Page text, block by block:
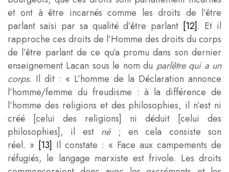
et ont à être incarnés comme les droits de l’être
parlant saisi par sa qualité d’être parlant [12]. Et il
rapproche ces droits de l’Homme des droits du corps
de l’être parlant de ce qu’a promu dans son dernier
enseignement Lacan sous le nom du parlêtre qui a un
corps. Il dit : « L’homme de la Déclaration annonce
l’homme/femme du freudisme : à la différence de
l’homme des religions et des philosophies, il n’est ni
créé [celui des religions] ni déduit [celui des
philosophies], il est né ; en cela consiste son
réel. » [13] Il constate : « Face aux campements de
réfugiés, le langage marxiste est frivole. Les droits